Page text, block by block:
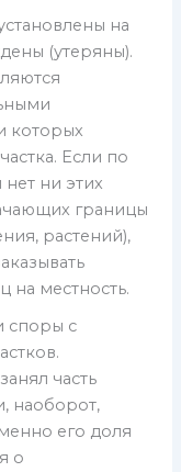
на
(утеряны).
которых
Если по
ни этих
границы
растений),
на местность.
споры с
часть
наоборот,
его доля
о